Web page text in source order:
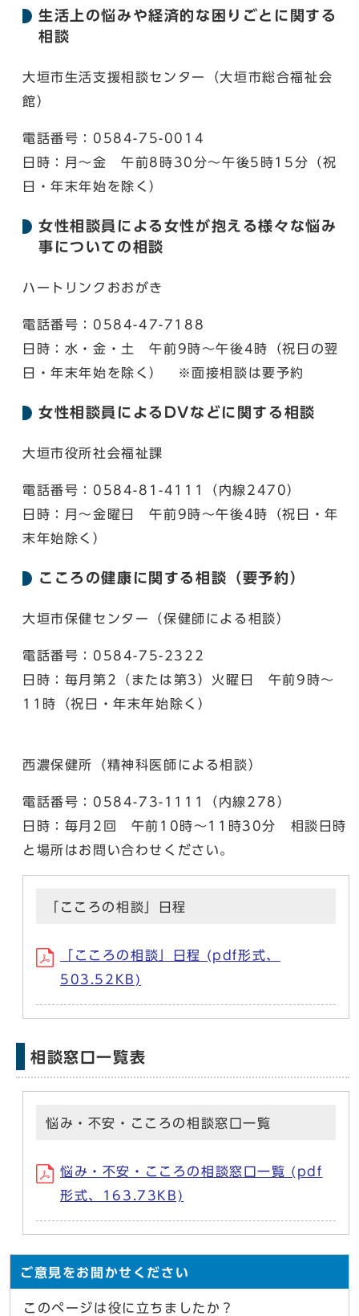
生活上の悩みや経済的な困りごとに関する
相談
大垣市生活支援相談センター（大垣市総合福祉会
館）
電話番号：0584-75-0014
日時：月～金 午前8時30分～午後5時15分（祝
日・年末年始を除く）
女性相談員による女性が抱える様々な悩み
事についての相談
ハートリンクおおがき
電話番号：0584-47-7188
日時：水・金・土 午前9時～午後4時（祝日の翌
日・年末年始を除く） ※面接相談は要予約
女性相談員によるDVなどに関する相談
大垣市役所社会福祉課
電話番号：0584-81-4111（内線2470）
日時：月～金曜日 午前9時～午後4時（祝日・年
末年始除く）
こころの健康に関する相談（要予約）
大垣市保健センター（保健師による相談）
電話番号：0584-75-2322
日時：毎月第2（または第3）火曜日 午前9時～
11時（祝日・年末年始除く）
西濃保健所（精神科医師による相談）
電話番号：0584-73-1111（内線278）
日時：毎月2回 午前10時～11時30分 相談日時
と場所はお問い合わせください。
「こころの相談」日程
「こころの相談」日程 (pdf形式、
503.52KB)
相談窓口一覧表
悩み・不安・こころの相談窓口一覧
悩み・不安・こころの相談窓口一覧 (pdf
形式、163.73KB)
ご意見をお聞かせください
このページは役に立ちましたか？